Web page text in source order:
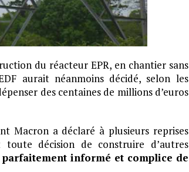
du réacteur EPR, en chantier sans
aurait néanmoins décidé, selon les
des centaines de millions d’euros
Macron a déclaré à plusieurs reprises
décision de construire d’autres
informé et complice de